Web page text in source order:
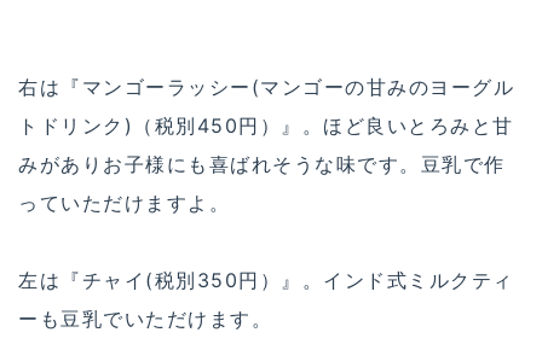
右は『マンゴーラッシー(マンゴーの甘みのヨーグル
トドリンク)（税別450円）』。ほど良いとろみと甘
みがありお子様にも喜ばれそうな味です。豆乳で作
っていただけますよ。
左は『チャイ(税別350円）』。インド式ミルクティ
ーも豆乳でいただけます。